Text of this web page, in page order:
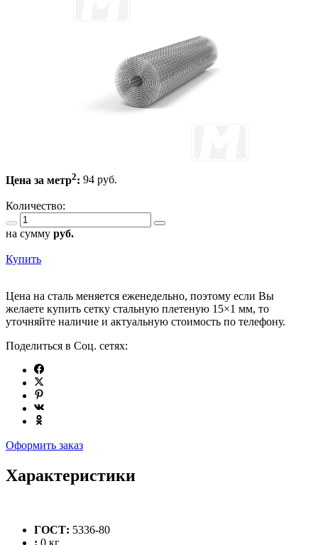
Цена за метр2: 94 руб.
Количество:
на сумму руб.
Купить
Цена на сталь меняется еженедельно, поэтому если Вы
желаете купить сетку стальную плетеную 15×1 мм, то
уточняйте наличие и актуальную стоимость по телефону.
Поделиться в Соц. сетях:
Оформить заказ
Характеристики
ГОСТ: 5336-80
: 0 кг